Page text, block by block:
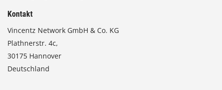
Kontakt
Vincentz Network GmbH & Co. KG
Plathnerstr. 4c,
30175 Hannover
Deutschland